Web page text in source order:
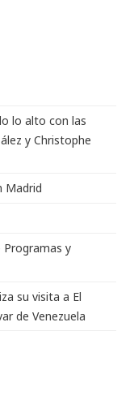
lo alto con las
y Christophe
Madrid
Programas y
su visita a El
de Venezuela